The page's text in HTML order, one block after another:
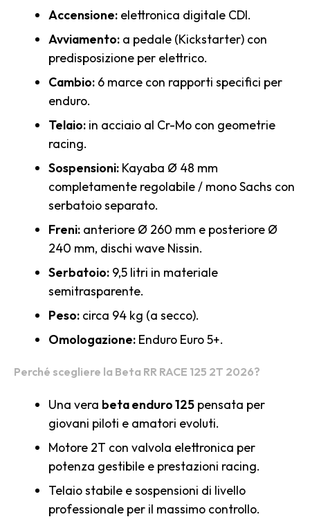
Accensione: elettronica digitale CDI.
Avviamento: a pedale (Kickstarter) con
predisposizione per elettrico.
Cambio: 6 marce con rapporti specifici per
enduro.
Telaio: in acciaio al Cr-Mo con geometrie
racing.
Sospensioni: Kayaba Ø 48 mm
completamente regolabile / mono Sachs con
serbatoio separato.
Freni: anteriore Ø 260 mm e posteriore Ø
240 mm, dischi wave Nissin.
Serbatoio: 9,5 litri in materiale
semitrasparente.
Peso: circa 94 kg (a secco).
Omologazione: Enduro Euro 5+.
Perché scegliere la Beta RR RACE 125 2T 2026?
Una vera beta enduro 125 pensata per
giovani piloti e amatori evoluti.
Motore 2T con valvola elettronica per
potenza gestibile e prestazioni racing.
Telaio stabile e sospensioni di livello
professionale per il massimo controllo.